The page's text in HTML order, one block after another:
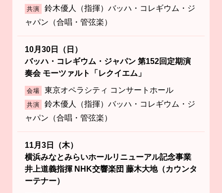
共演
鈴木優人（指揮）バッハ・コレギウム・ジ
ャパン（合唱・管弦楽）
10月30日（日）
バッハ・コレギウム・ジャパン 第152回定期演
奏会 モーツァルト「レクイエム」
会場 東京オペラシティ コンサートホール
共演
鈴木優人（指揮）バッハ・コレギウム・ジ
ャパン（合唱・管弦楽）
11月3日（木）
横浜みなとみらいホールリニューアル記念事業
井上道義指揮 NHK交響楽団 藤木大地（カウンタ
ーテナー）